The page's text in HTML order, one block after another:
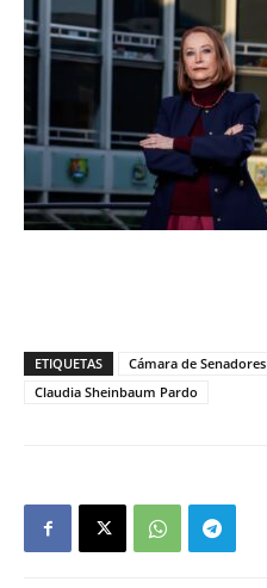
ETIQUETAS Cámara de Senadores
Claudia Sheinbaum Pardo